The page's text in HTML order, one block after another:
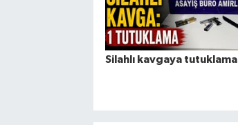
Silahlı kavgaya tutuklama